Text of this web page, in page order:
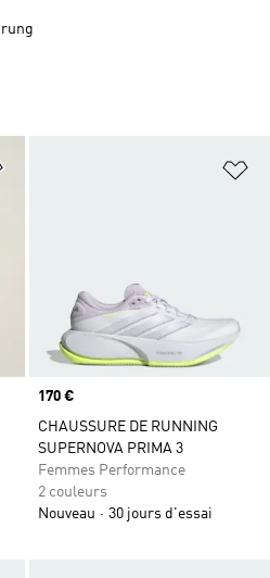
Ajouter à la Liste de produits
Prix
170 €
CHAUSSURE DE RUNNING
SUPERNOVA PRIMA 3
Femmes Performance
2 couleurs
Nouveau
30 jours d'essai